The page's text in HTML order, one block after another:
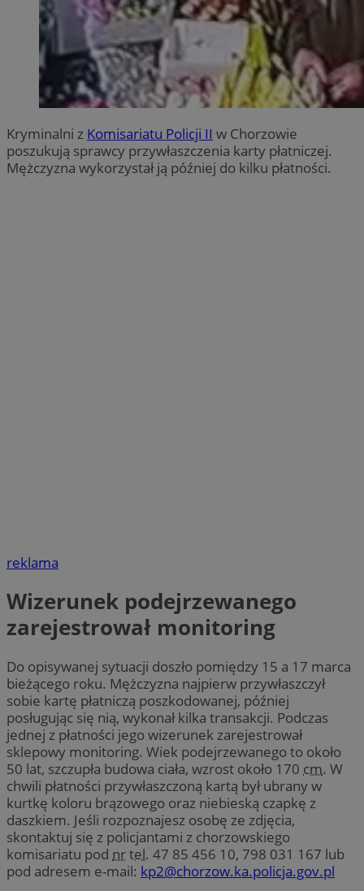
Kryminalni z Komisariatu Policji II w Chorzowie
poszukują sprawcy przywłaszczenia karty płatniczej.
Mężczyzna wykorzystał ją później do kilku płatności.
reklama
Wizerunek podejrzewanego
zarejestrował monitoring
Do opisywanej sytuacji doszło pomiędzy 15 a 17 marca
bieżącego roku. Mężczyzna najpierw przywłaszczył
sobie kartę płatniczą poszkodowanej, później
posługując się nią, wykonał kilka transakcji. Podczas
jednej z płatności jego wizerunek zarejestrował
sklepowy monitoring. Wiek podejrzewanego to około
50 lat, szczupła budowa ciała, wzrost około 170 cm. W
chwili płatności przywłaszczoną kartą był ubrany w
kurtkę koloru brązowego oraz niebieską czapkę z
daszkiem. Jeśli rozpoznajesz osobę ze zdjęcia,
skontaktuj się z policjantami z chorzowskiego
komisariatu pod nrtel. 47 85 456 10, 798 031 167 lub
pod adresem e-mail: kp2@chorzow.ka.policja.gov.pl